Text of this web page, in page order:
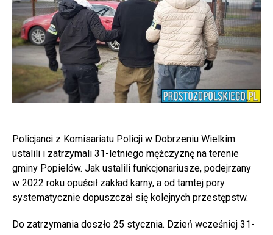
Policjanci z Komisariatu Policji w Dobrzeniu Wielkim
ustalili i zatrzymali 31-letniego mężczyznę na terenie
gminy Popielów. Jak ustalili funkcjonariusze, podejrzany
w 2022 roku opuścił zakład karny, a od tamtej pory
systematycznie dopuszczał się kolejnych przestępstw.
Do zatrzymania doszło 25 stycznia. Dzień wcześniej 31-